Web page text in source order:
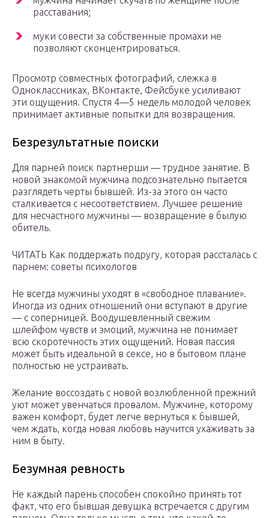
расставания;
муки совести за собственные промахи не
позволяют сконцентрироваться.
Просмотр совместных фотографий, слежка в
Одноклассниках, ВКонтакте, Фейсбуке усиливают
эти ощущения. Спустя 4—5 недель молодой человек
принимает активные попытки для возвращения.
Безрезультатные поиски
Для парней поиск партнерши — трудное занятие. В
новой знакомой мужчина подсознательно пытается
разглядеть черты бывшей. Из-за этого он часто
сталкивается с несоответствием. Лучшее решение
для несчастного мужчины — возвращение в былую
обитель.
ЧИТАТЬ Как поддержать подругу, которая рассталась с
парнем: советы психологов
Не всегда мужчины уходят в «свободное плавание».
Иногда из одних отношений они вступают в другие
— с соперницей. Воодушевленный свежим
шлейфом чувств и эмоций, мужчина не понимает
всю скоротечность этих ощущений. Новая пассия
может быть идеальной в сексе, но в бытовом плане
полностью не устраивать.
Желание воссоздать с новой возлюбленной прежний
уют может увенчаться провалом. Мужчине, которому
важен комфорт, будет легче вернуться к бывшей,
чем ждать, когда новая любовь научится ухаживать за
ним в быту.
Безумная ревность
Не каждый парень способен спокойно принять тот
факт, что его бывшая девушка встречается с другим